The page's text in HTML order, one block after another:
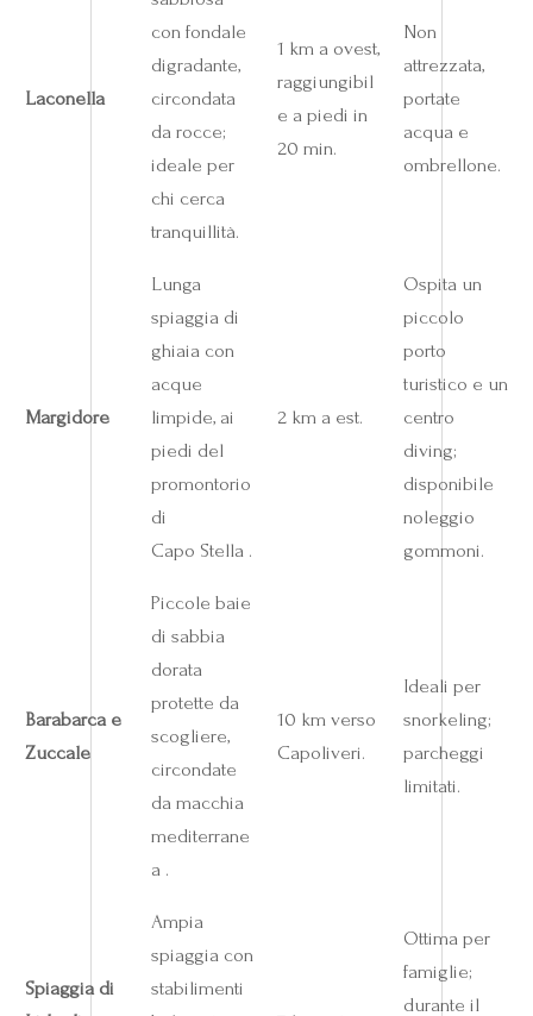
Laconella
con fondale
digradante,
circondata
da rocce;
ideale per
chi cerca
tranquillità.
1 km a ovest,
raggiungibil
e a piedi in
20 min.
Non
attrezzata,
portate
acqua e
ombrellone.
Margidore
Lunga
spiaggia di
ghiaia con
acque
limpide, ai
piedi del
promontorio
di
Capo Stella .
2 km a est.
Ospita un
piccolo
porto
turistico e un
centro
diving;
disponibile
noleggio
gommoni.
Barabarca e
Zuccale
Piccole baie
di sabbia
dorata
protette da
scogliere,
circondate
da macchia
mediterrane
a .
10 km verso
Capoliveri.
Ideali per
snorkeling;
parcheggi
limitati.
Spiaggia di
Ampia
spiaggia con
stabilimenti
Ottima per
famiglie;
durante il